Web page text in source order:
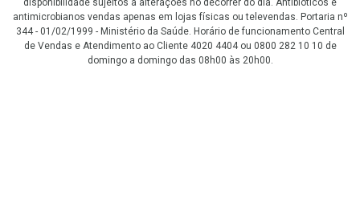
disponibilidade sujeitos a alterações no decorrer do dia. Antibióticos e
antimicrobianos vendas apenas em lojas físicas ou televendas. Portaria nº
344 - 01/02/1999 - Ministério da Saúde. Horário de funcionamento Central
de Vendas e Atendimento ao Cliente 4020 4404 ou 0800 282 10 10 de
domingo a domingo das 08h00 às 20h00.